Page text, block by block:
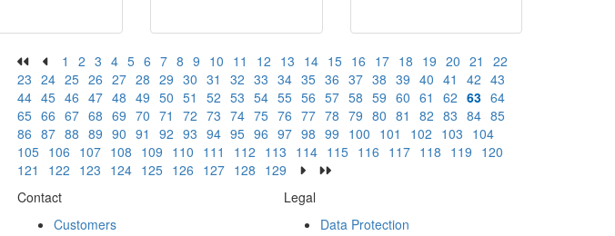
1 2 3 4 5 6 7 8 9 10 11 12 13 14 15 16 17 18 19 20 21
22
23 24 25 26 27 28 29 30 31 32 33 34 35 36 37 38 39 40 41 42 43
44 45 46 47 48 49 50 51 52 53 54 55 56 57 58 59 60 61 62 63 64
65 66 67 68 69 70 71 72 73 74 75 76 77 78 79 80 81 82 83 84 85
86 87 88 89 90 91 92 93 94 95 96 97 98 99 100 101 102 103 104
105 106 107 108 109 110 111 112 113 114 115 116 117 118 119 120
121
122 123 124 125 126 127 128 129
Contact
Customers
Legal
Data Protection